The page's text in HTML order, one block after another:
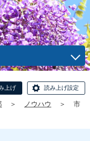
上げ 読み上げ設定
＞ ノウハウ ＞
市